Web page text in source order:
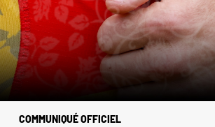
COMMUNIQUÉ OFFICIEL